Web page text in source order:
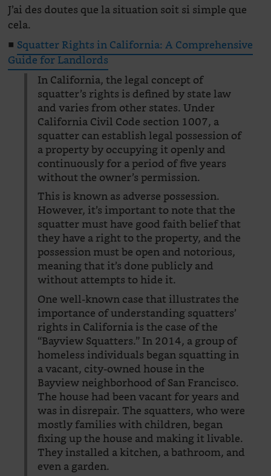
J’ai des doutes que la situation soit si simple que
cela.
■ Squatter Rights in California: A Comprehensive
Guide for Landlords
In California, the legal concept of
squatter’s rights is defined by state law
and varies from other states. Under
California Civil Code section 1007, a
squatter can establish legal possession of
a property by occupying it openly and
continuously for a period of five years
without the owner’s permission.
This is known as adverse possession.
However, it’s important to note that the
squatter must have good faith belief that
they have a right to the property, and the
possession must be open and notorious,
meaning that it’s done publicly and
without attempts to hide it.
One well-known case that illustrates the
importance of understanding squatters’
rights in California is the case of the
“Bayview Squatters.” In 2014, a group of
homeless individuals began squatting in
a vacant, city-owned house in the
Bayview neighborhood of San Francisco.
The house had been vacant for years and
was in disrepair. The squatters, who were
mostly families with children, began
fixing up the house and making it livable.
They installed a kitchen, a bathroom, and
even a garden.